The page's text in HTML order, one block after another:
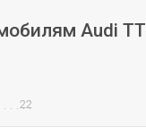
Audi TT
22